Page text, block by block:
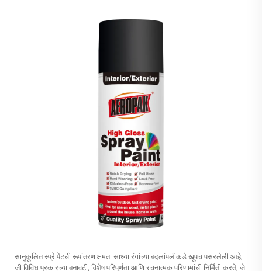
सानुकूलित स्प्रे पेंटची रूपांतरण क्षमता साध्या रंगांच्या बदलांपलीकडे खूपच पसरलेली आहे,
जी विविध प्रकारच्या बनावटी, विशेष परिपूर्णता आणि रचनात्मक परिणामांची निर्मिती करते, जे